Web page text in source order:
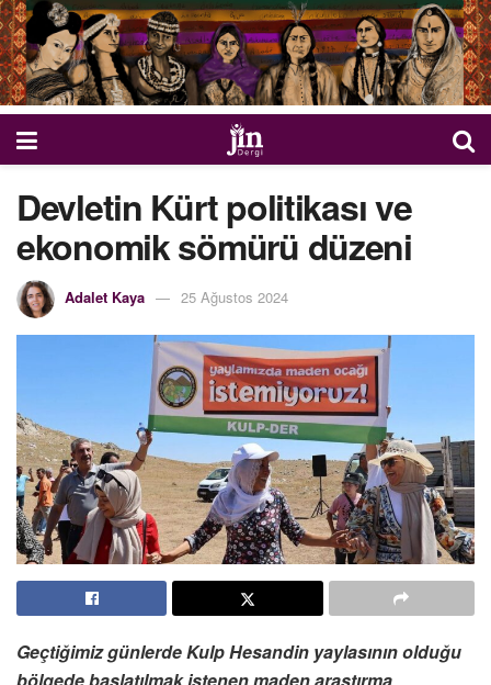
Devletin Kürt politikası ve
ekonomik sömürü düzeni
Adalet Kaya 25 Ağustos 2024
Geçtiğimiz günlerde Kulp Hesandin yaylasının olduğu
bölgede başlatılmak istenen maden araştırma